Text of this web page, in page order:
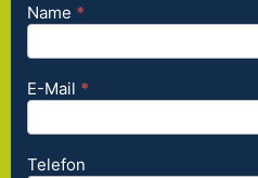
Kurzanfrage
Name *
E-Mail *
Telefon